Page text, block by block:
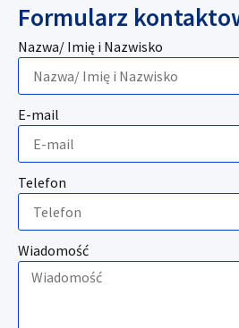
Formularz
Nazwa/ Imię i Nazwisko
E-mail
Telefon
Wiadomość